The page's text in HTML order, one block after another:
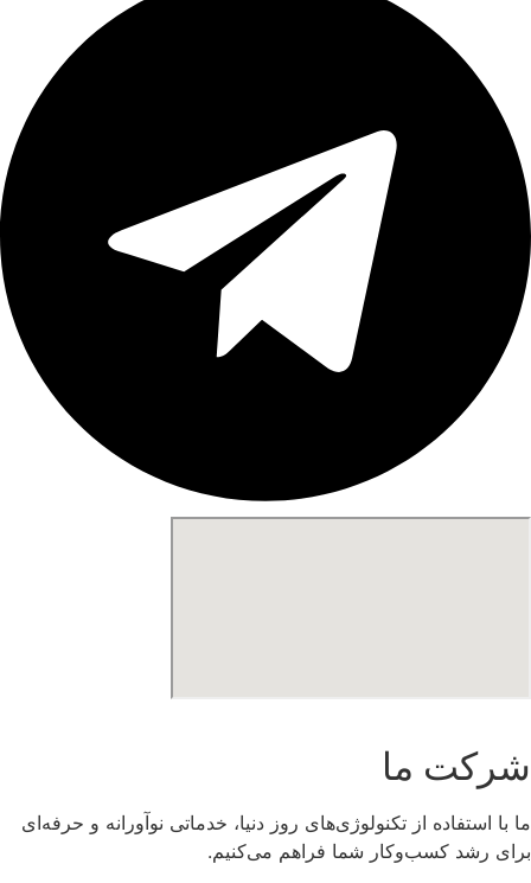
شرکت ما
ما با استفاده از تکنولوژی‌های روز دنیا، خدماتی نوآورانه و حرفه‌ای
برای رشد کسب‌وکار شما فراهم می‌کنیم.